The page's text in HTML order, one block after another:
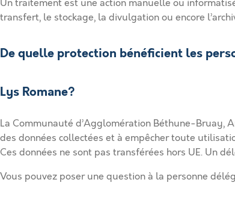
Un traitement est une action manuelle ou
transfert, le stockage, la divulgation ou encore
De quelle protection bénéficient les
Lys Romane?
La Communauté d’Agglomération Béthune-Bruay,
des données collectées et à empêcher toute
Ces données ne sont pas transférées hors UE. Un
Vous pouvez poser une question à la personne